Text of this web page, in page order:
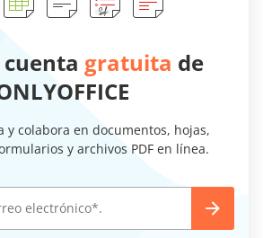
gratuita de
y colabora en documentos, hojas,
y archivos PDF en línea.